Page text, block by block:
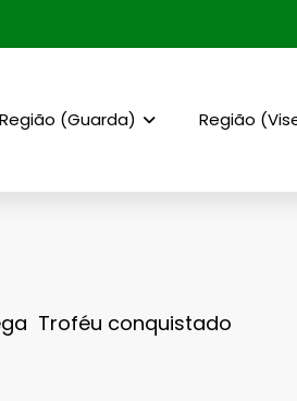
Região (Guarda) Região
Troféu conquistado